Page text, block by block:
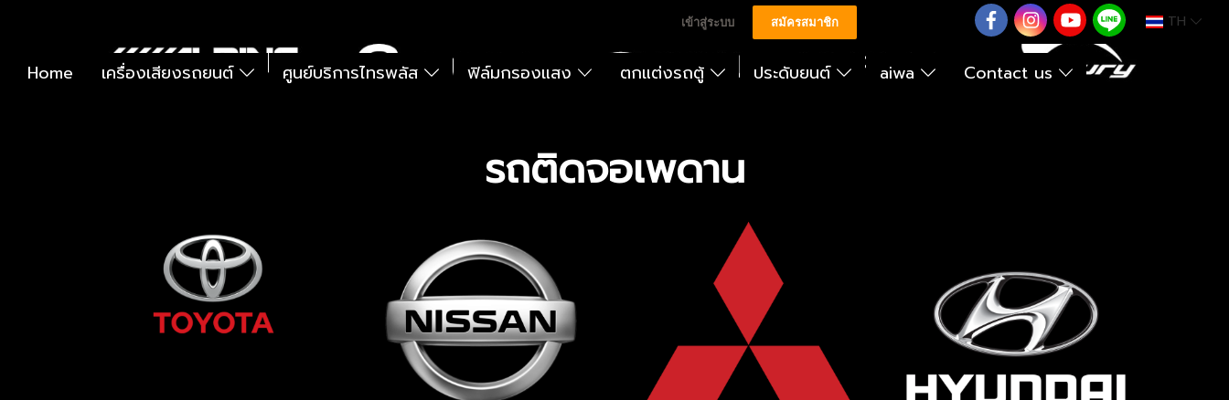
เข้าสู่ระบบ สมัครสมาชิก TH
Home เครื่องเสียงรถยนต์ ศูนย์บริการไทรพลัส ฟิล์มกรองแสง ตกแต่งรถตู้ ประดับยนต์ aiwa Contact us
รถติดจอเพดาน